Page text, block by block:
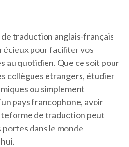
de traduction anglais-français
pour faciliter vos
au quotidien. Que ce soit pour
collègues étrangers, étudier
ou simplement
pays francophone, avoir
de traduction peut
dans le monde